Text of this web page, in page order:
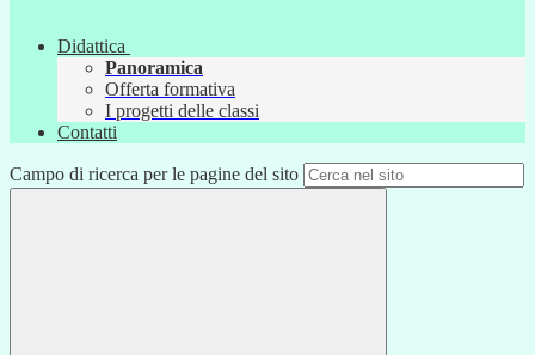
Didattica
Panoramica
Offerta formativa
I progetti delle classi
Contatti
Campo di ricerca per le pagine del sito